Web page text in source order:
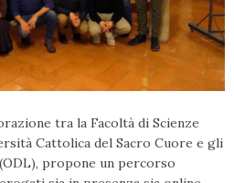
tra la Facoltà di Scienze
Cattolica del Sacro Cuore e gli
propone un percorso